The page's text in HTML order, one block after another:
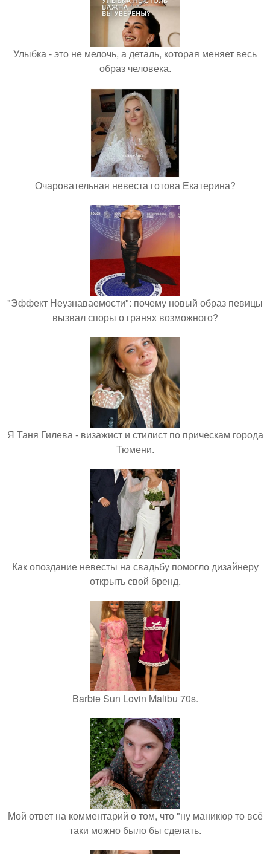
Улыбка - это не мелочь, а деталь, которая меняет весь
образ человека.
Очаровательная невеста готова Екатерина?
"Эффект Неузнаваемости": почему новый образ певицы
вызвал споры о гранях возможного?
Я Таня Гилева - визажист и стилист по прическам города
Тюмени.
Как опоздание невесты на свадьбу помогло дизайнеру
открыть свой бренд.
Barbie Sun Lovin Malibu 70s.
Мой ответ на комментарий о том, что "ну маникюр то всё
таки можно было бы сделать.